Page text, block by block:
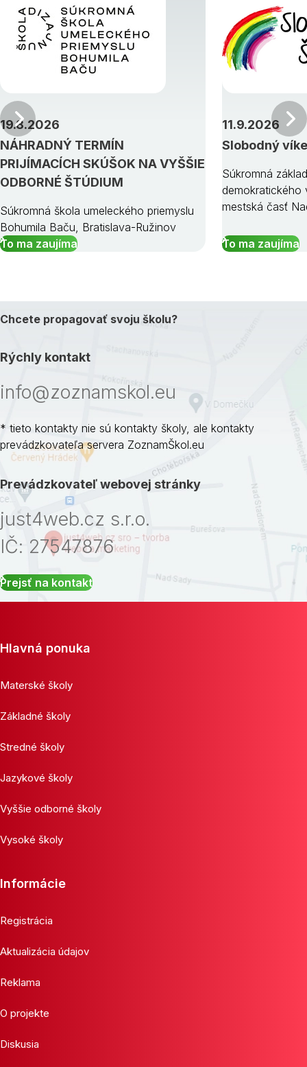
NÁHRADNÝ TERMÍN
PRIJÍMACÍCH SKÚŠOK NA VYŠŠIE
ODBORNÉ ŠTÚDIUM
19.8.2026
Súkromná škola umeleckého priemyslu
Bohumila Baču, Bratislava-Ružinov
To ma zaujíma
Slobodný
11.9.2026
Súkromná
demokratického
mestská časť
To ma zaujíma
Predchádzajúci
Chcete propagovať svoju školu?
Rýchly kontakt
info@zoznamskol.eu
* tieto kontakty nie sú kontakty školy, ale kontakty
prevádzkovateľa servera ZoznamŠkol.eu
Prevádzkovateľ webovej stránky
just4web.cz s.r.o.
IČ: 27547876
Prejsť na kontakt
Hlavná ponuka
Materské školy
Základné školy
Stredné školy
Jazykové školy
Vyššie odborné školy
Vysoké školy
Informácie
Registrácia
Aktualizácia údajov
Reklama
O projekte
Diskusia